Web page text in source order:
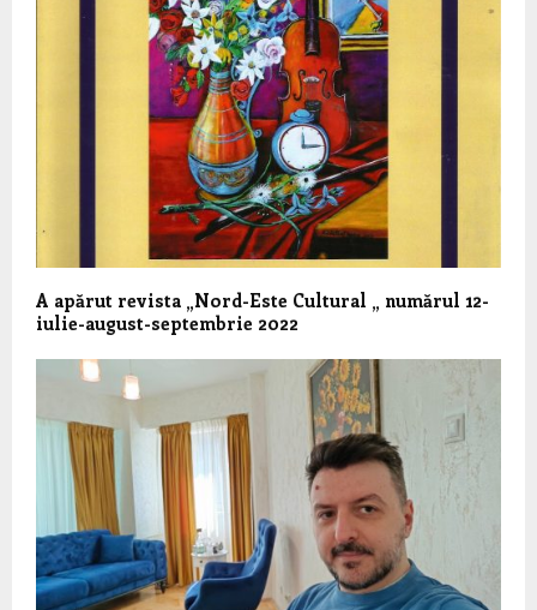
A apărut revista „Nord-Este Cultural „ numărul 12-
iulie-august-septembrie 2022